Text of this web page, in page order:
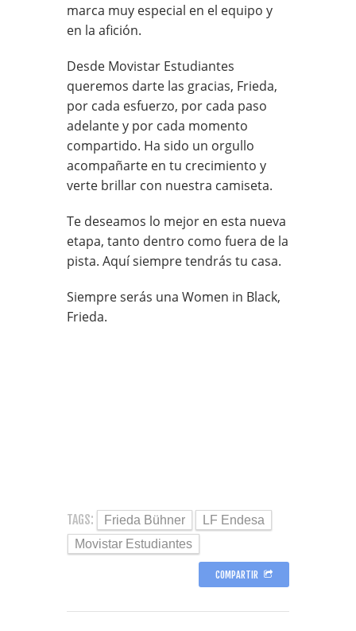
marca muy especial en el equipo y
en la afición.
Desde Movistar Estudiantes
queremos darte las gracias, Frieda,
por cada esfuerzo, por cada paso
adelante y por cada momento
compartido. Ha sido un orgullo
acompañarte en tu crecimiento y
verte brillar con nuestra camiseta.
Te deseamos lo mejor en esta nueva
etapa, tanto dentro como fuera de la
pista. Aquí siempre tendrás tu casa.
Siempre serás una Women in Black,
Frieda.
TAGS: Frieda Bühner
LF Endesa
Movistar Estudiantes
COMPARTIR